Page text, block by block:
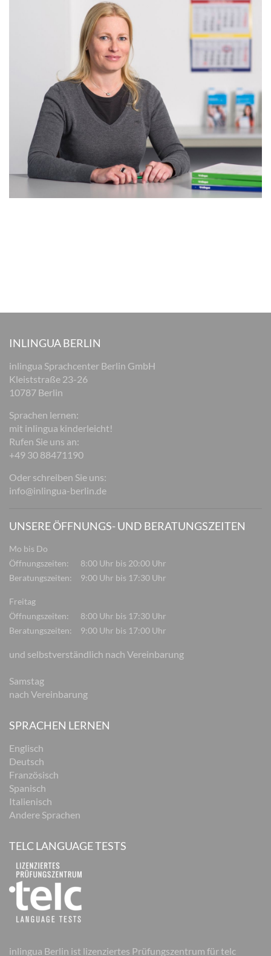
INLINGUA BERLIN
inlingua Sprachcenter Berlin GmbH
Kleiststraße 23-26
10787 Berlin
Sprachen lernen:
mit inlingua kinderleicht!
Rufen Sie uns an:
+49 30 88471190
Oder schreiben Sie uns:
info@inlingua-berlin.de
UNSERE ÖFFNUNGS- UND BERATUNGSZEITEN
Mo bis Do
Öffnungszeiten:
8:00 Uhr bis 20:00 Uhr
Beratungszeiten:
9:00 Uhr bis 17:30 Uhr
Freitag
Öffnungszeiten:
8:00 Uhr bis 17:30 Uhr
Beratungszeiten:
9:00 Uhr bis 17:00 Uhr
und selbstverständlich nach Vereinbarung
Samstag
nach Vereinbarung
SPRACHEN LERNEN
Englisch
Deutsch
Französisch
Spanisch
Italienisch
Andere Sprachen
TELC LANGUAGE TESTS
inlingua Berlin ist lizenziertes Prüfungszentrum für telc